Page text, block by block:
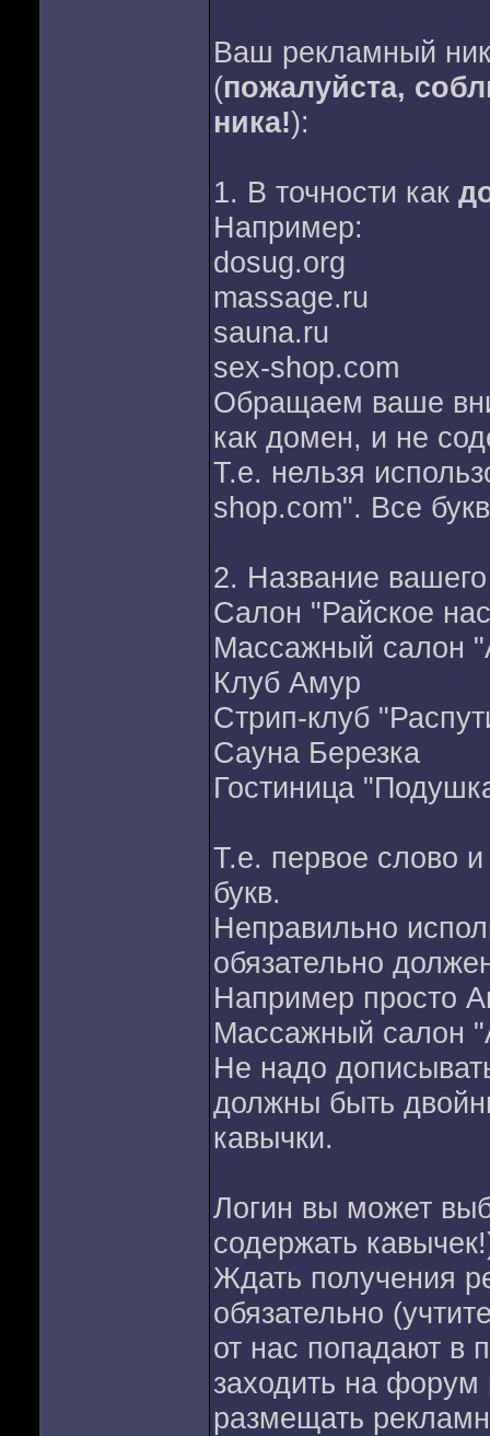
Ваш рекламный
(пожалуйста,
ника!):
1. В точности как
Например:
dosug.org
massage.ru
sauna.ru
sex-shop.com
Обращаем ваше
как домен, и не
Т.е. нельзя
shop.com". Все
2. Название
Салон "Райское
Массажный салон
Клуб Амур
Стрип-клуб
Сауна Березка
Гостиница
Т.е. первое слово
букв.
Неправильно
обязательно
Например просто
Массажный салон
Не надо
должны быть
кавычки.
Логин вы может
содержать
Ждать получения
обязательно
от нас попадают в
заходить на
размещать